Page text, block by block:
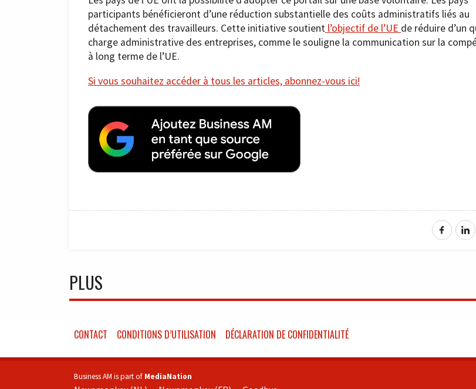
participants bénéficieront d’une réduction substantielle des coûts administratifs liés au
détachement des travailleurs. Cette initiative soutient l’objectif de l’UE de réduire d’un
charge administrative des entreprises, comme le souligne la communication sur la
à long terme de l’UE.
Si vous souhaitez accéder à tous les articles, abonnez-vous ici!
PLUS
CONTACT CONDITIONS D’UTILISATION DÉCLARATION DE CONFIDENTIALITÉ
Business AM is part of MediaNation